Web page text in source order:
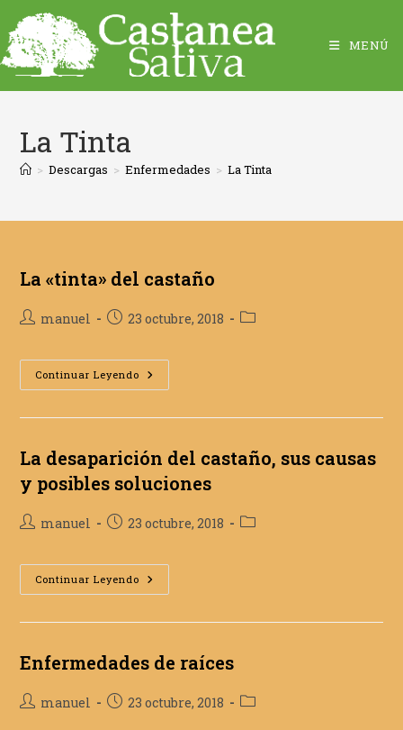
MENÚ
La Tinta
> Descargas > Enfermedades > La Tinta
La «tinta» del castaño
Autor
la
entrada:
manuel
Publicación
la
entrada:
23 octubre, 2018
Categoría
Continuar Leyendo La
«tinta»
La desaparición del castaño, sus causas
y posibles soluciones
Autor
la
entrada:
manuel
Publicación
la
entrada:
23 octubre, 2018
Categoría
Continuar Leyendo La
Desaparición
Posibles
Enfermedades de raíces
Autormanuel
Publicación
23 octubre, 2018
Categoría